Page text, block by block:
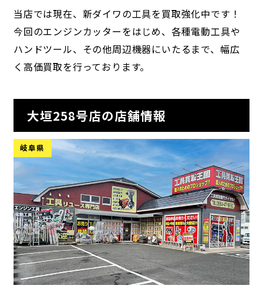
当店では現在、新ダイワの工具を買取強化中です！
今回のエンジンカッターをはじめ、各種電動工具や
ハンドツール、その他周辺機器にいたるまで、幅広
く高価買取を行っております。
大垣258号店の店舗情報
岐阜県